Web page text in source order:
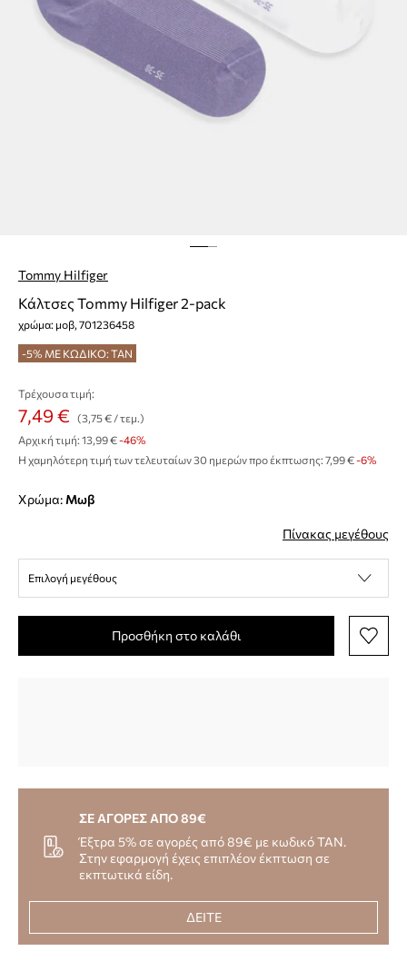
Tommy Hilfiger
Κάλτσες Tommy Hilfiger 2-pack
χρώμα: μοβ, 701236458
-5% ΜΕ ΚΩΔΙΚΟ: TAN
Τρέχουσα τιμή:
7,49 €
(3,75 € / τεμ.)
Αρχική τιμή: 13,99 €-46%
Η χαμηλότερη τιμή των τελευταίων 30 ημερών προ έκπτωσης: 7,99 € -6%
Χρώμα: μωβ
Πίνακας μεγέθους
Επιλογή μεγέθους
Προσθήκη στο καλάθι
ΣΕ ΑΓΟΡΕΣ ΑΠΟ 89€
Έξτρα 5% σε αγορές από 89€ με κωδικό TAN.
Στην εφαρμογή έχεις επιπλέον έκπτωση σε
εκπτωτικά είδη.
ΔΕΙΤΕ